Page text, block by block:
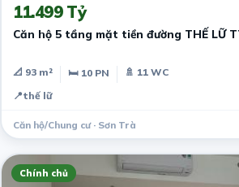
11.499 Tỷ
Căn hộ 5 tầng mặt tiền đường THẾ LỮ
📐 93 m² 🛏 10 PN
🚿 11 WC
📍thế lữ
Căn hộ/Chung cư · Sơn Trà
Chính chủ